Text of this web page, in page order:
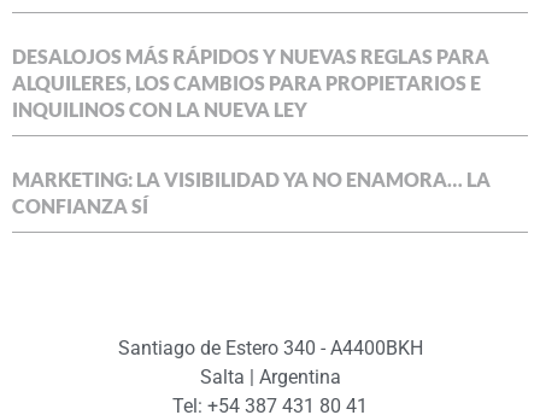
DESALOJOS MÁS RÁPIDOS Y NUEVAS REGLAS PARA
ALQUILERES, LOS CAMBIOS PARA PROPIETARIOS E
INQUILINOS CON LA NUEVA LEY
MARKETING: LA VISIBILIDAD YA NO ENAMORA… LA
CONFIANZA SÍ
Santiago de Estero 340 - A4400BKH
Salta | Argentina
Tel: +54 387 431 80 41